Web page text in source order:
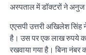
अस्पताल में डॉक्टरों ने अनुज
एएसपी उत्तरी अखिलेश सिंह
है। उस पर एक लाख रुपये का
रखवाया गया है। बिना नंबर